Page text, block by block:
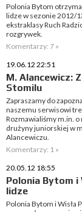
Polonia Bytom
lidze w sezonie 2012/
ekstraklasy Ruch
rozgrywek.
Komentarzy: 7 »
19.06.12 22:51
M. Alancewicz:
Stomilu
Zapraszamy do
naszemu serwisowi
Rozmawialiśmy m.in.
drużyny juniorskiej w
Alancewiczu.
Komentarzy: 1 »
20.05.12 18:55
Polonia Bytom i
lidze
Polonia Bytom i Wisła